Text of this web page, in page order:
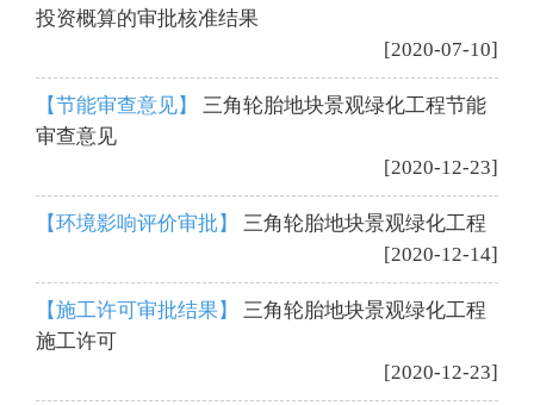
投资概算的审批核准结果
[2020-07-10]
【节能审查意见】 三角轮胎地块景观绿化工程节能
审查意见
[2020-12-23]
【环境影响评价审批】 三角轮胎地块景观绿化工程
[2020-12-14]
【施工许可审批结果】 三角轮胎地块景观绿化工程
施工许可
[2020-12-23]